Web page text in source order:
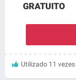
GRATUITO
Utilizado 11 vezes